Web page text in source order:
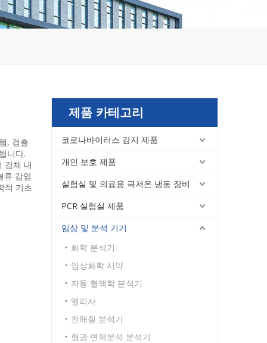
, 검출
니다.
검체 내
류 감염
적 기초
제품 카테고리
코로나바이러스 감지 제품
개인 보호 제품
실험실 및 의료용 극저온 냉동 장비
PCR 실험실 제품
임상 및 분석 기기
화학 분석기
임상화학 시약
자동 혈액학 분석기
엘리사
전해질 분석기
형광 면역분석 분석기